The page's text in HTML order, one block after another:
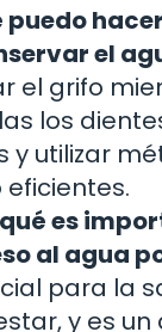
puedo
el
el grifo
los
y utilizar
eficientes.
es
al agua
para la
y es